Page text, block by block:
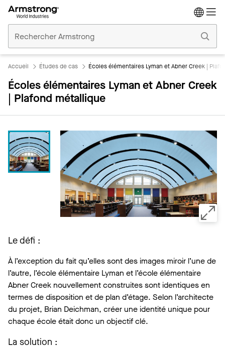
Plafonds
Commerciaux
Accueil Études de cas Écoles élémentaires Lyman et Abner Creek |
Écoles élémentaires Lyman et Abner Creek
| Plafond métallique
Le défi :
À l’exception du fait qu’elles sont des images miroir l’une de
l’autre, l’école élémentaire Lyman et l’école élémentaire
Abner Creek nouvellement construites sont identiques en
termes de disposition et de plan d’étage. Selon l’architecte
du projet, Brian Deichman, créer une identité unique pour
chaque école était donc un objectif clé.
La solution :